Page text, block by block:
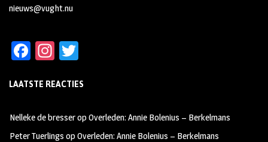
nieuws@vught.nu
Fa
b
oo
k
In
ag
m
tt
LAATSTE REACTIES
Nelleke de bresseropOverleden: Annie Bolenius – Berkelmans
Peter Tuerlings opOverleden: Annie Bolenius – Berkelmans